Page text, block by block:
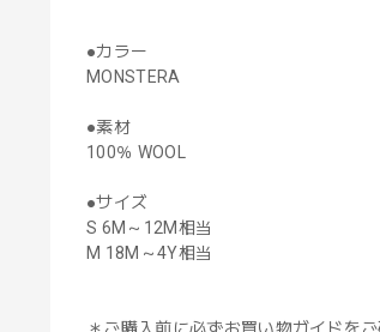
●カラー
MONSTERA
●素材
100％ WOOL
●サイズ
S 6M～12M相当
M 18M～4Y相当